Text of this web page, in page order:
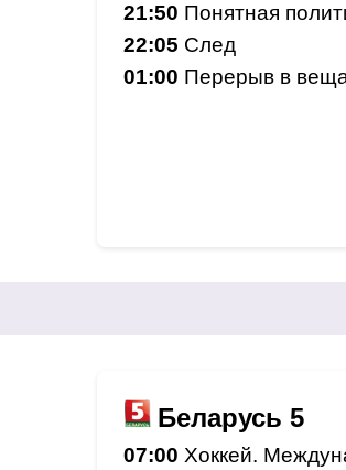
21:50 Понятная
22:05 След
01:00 Перерыв в
Беларусь 5
07:00 Хоккей.